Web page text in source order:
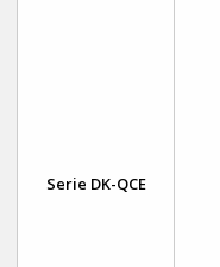
Serie DK-QCE